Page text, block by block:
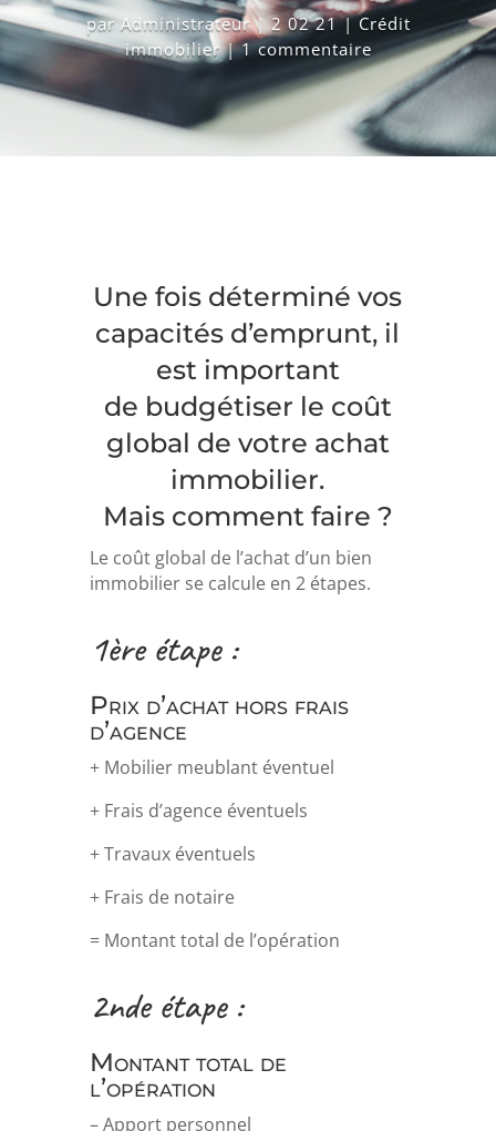
par Administrateur|2 02 21|Crédit
immobilier|1 commentaire
Une fois déterminé vos
capacités d’emprunt, il
est important
de budgétiser le coût
global de votre achat
immobilier.
Mais comment faire ?
Le coût global de l’achat d’un bien
immobilier se calcule en 2 étapes.
1ère étape :
Prix d’achat hors frais
d’agence
+ Mobilier meublant éventuel
+ Frais d’agence éventuels
+ Travaux éventuels
+ Frais de notaire
= Montant total de l’opération
2nde étape :
Montant total de
l’opération
– Apport personnel